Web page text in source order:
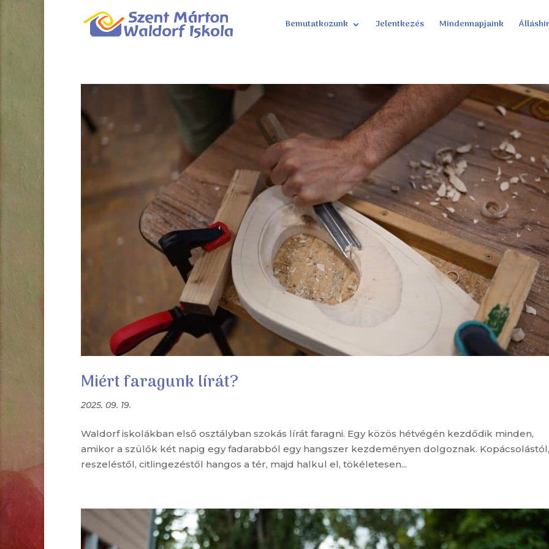
Bemutatkozunk Jelentkezés Mindennapjaink
Miért faragunk lírát?
2025. 09. 19.
Waldorf iskolákban első osztályban szokás lírát faragni. Egy közös hétvégén kezdődik minden,
amikor a szülők két napig egy fadarabból egy hangszer kezdeményen dolgoznak. Kopácsolástól,
reszeléstől, citlingezéstől hangos a tér, majd halkul el, tökéletesen...